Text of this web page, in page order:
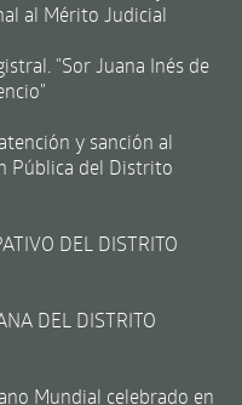
al Mérito Judicial
"Sor Juana Inés de
y sanción al
Pública del Distrito
DEL DISTRITO
DEL DISTRITO
Mundial celebrado en